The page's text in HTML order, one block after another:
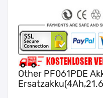
Other PF061PDE